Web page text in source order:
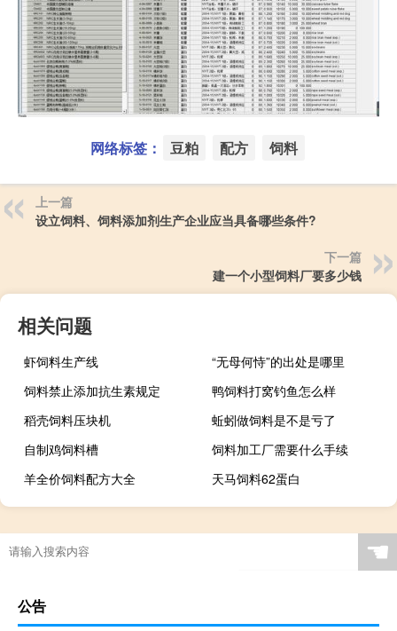
网络标签： 豆粕 配方 饲料
上一篇
设立饲料、饲料添加剂生产企业应当具备哪些条件?
下一篇
建一个小型饲料厂要多少钱
相关问题
虾饲料生产线
“无母何恃”的出处是哪里
饲料禁止添加抗生素规定
鸭饲料打窝钓鱼怎么样
稻壳饲料压块机
蚯蚓做饲料是不是亏了
自制鸡饲料槽
饲料加工厂需要什么手续
羊全价饲料配方大全
天马饲料62蛋白
☚
公告